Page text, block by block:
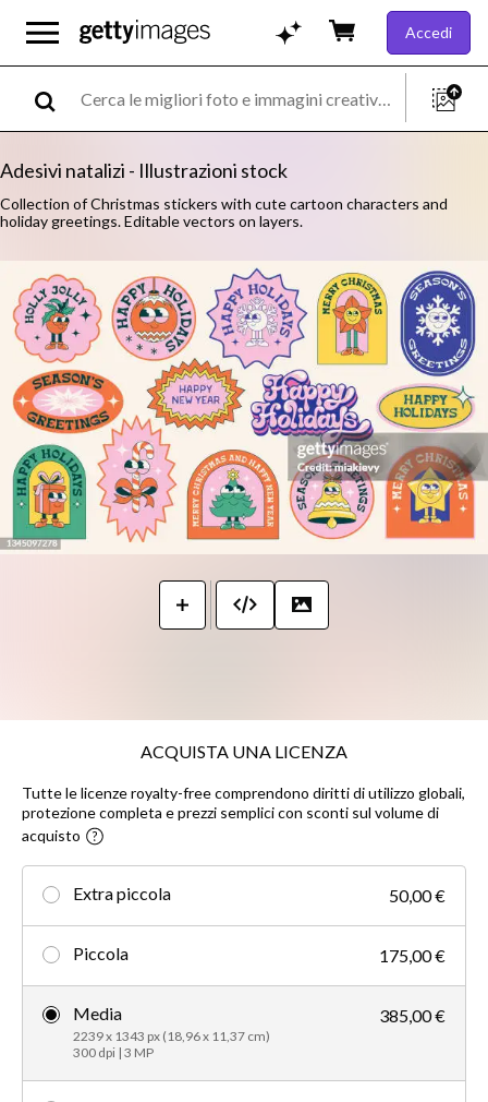
Accedi
Adesivi natalizi - Illustrazioni stock
Collection of Christmas stickers with cute cartoon characters and
holiday greetings. Editable vectors on layers.
ACQUISTA UNA LICENZA
Tutte le licenze royalty-free comprendono diritti di utilizzo globali,
protezione completa e prezzi semplici con sconti sul volume di
acquisto
Extra piccola 50,00 €
Piccola 175,00 €
Media
2239 x 1343 px (18,96 x 11,37 cm)
300 dpi | 3 MP
385,00 €